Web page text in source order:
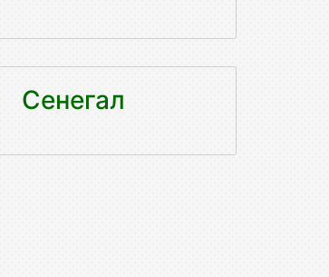
Сенегал